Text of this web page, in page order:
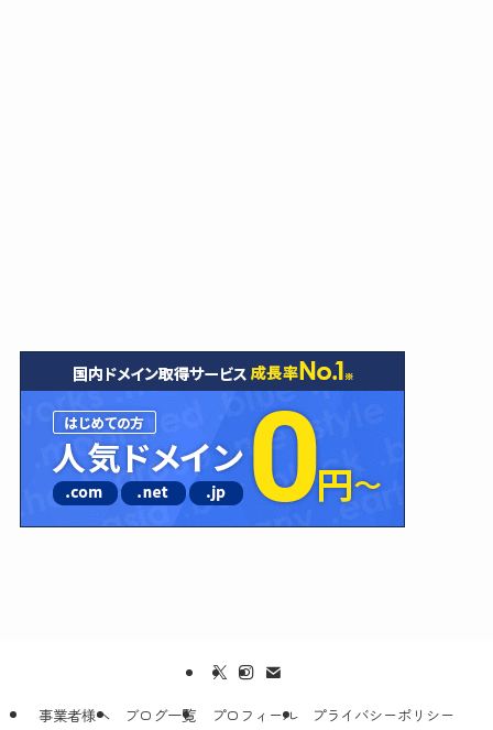
事業者様へ ブログ一覧 プロフィール プライバシーポリシー